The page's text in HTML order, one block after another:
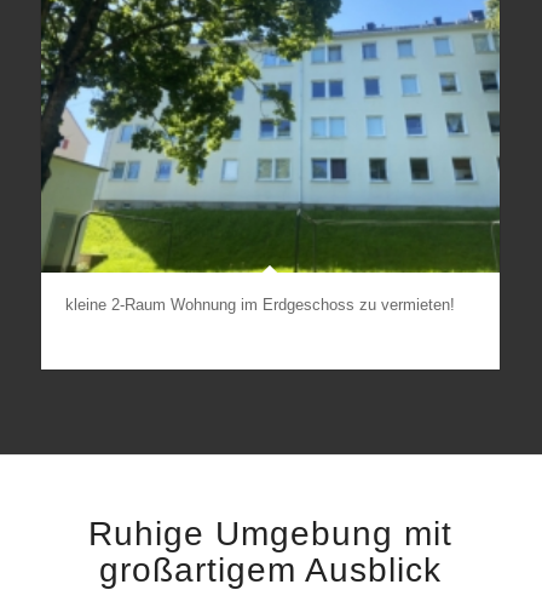
kleine 2-Raum Wohnung im Erdgeschoss zu vermieten!
Ruhige Umgebung mit
großartigem Ausblick